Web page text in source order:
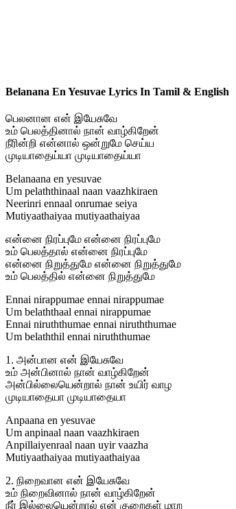
Belanana En Yesuvae Lyrics In Tamil & English
பெலனான என் இயேசுவே
உம் பெலத்தினால் நான் வாழ்கிறேன்
நீரின்றி என்னால் ஒன்றுமே செய்ய
முடியாதைய்யா முடியாதைய்யா
Belanaana en yesuvae
Um pelaththinaal naan vaazhkiraen
Neerinri ennaal onrumae seiya
Mutiyaathaiyaa mutiyaathaiyaa
என்னை நிரப்புமே என்னை நிரப்புமே
உம் பெலத்தால் என்னை நிரப்புமே
என்னை நிறுத்துமே என்னை நிறுத்துமே
உம் பெலத்தில் என்னை நிறுத்துமே
Ennai nirappumae ennai nirappumae
Um belaththaal ennai nirappumae
Ennai niruththumae ennai niruththumae
Um belaththil ennai niruththumae
1. அன்பான என் இயேசுவே
உம் அன்பினால் நான் வாழ்கிறேன்
அன்பில்லையென்றால் நான் உயிர் வாழ
முடியாதையா முடியாதையா
Anpaana en yesuvae
Um anpinaal naan vaazhkiraen
Anpillaiyenraal naan uyir vaazha
Mutiyaathaiyaa mutiyaathaiyaa
2. நிறைவான என் இயேசுவே
உம் நிறைவினால் நான் வாழ்கிறேன்
நீர் இல்லையென்றால் என் குறைகள் மாற